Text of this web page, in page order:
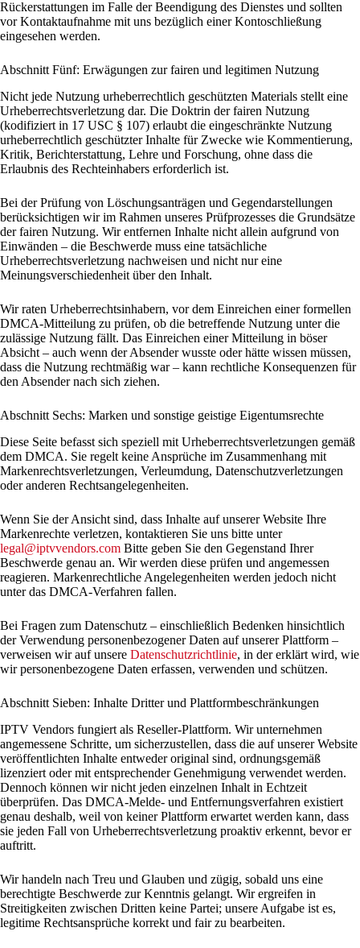
Rückerstattungen im Falle der Beendigung des Dienstes und sollten
vor Kontaktaufnahme mit uns bezüglich einer Kontoschließung
eingesehen werden.
Abschnitt Fünf: Erwägungen zur fairen und legitimen Nutzung
Nicht jede Nutzung urheberrechtlich geschützten Materials stellt eine
Urheberrechtsverletzung dar. Die Doktrin der fairen Nutzung
(kodifiziert in 17 USC § 107) erlaubt die eingeschränkte Nutzung
urheberrechtlich geschützter Inhalte für Zwecke wie Kommentierung,
Kritik, Berichterstattung, Lehre und Forschung, ohne dass die
Erlaubnis des Rechteinhabers erforderlich ist.
Bei der Prüfung von Löschungsanträgen und Gegendarstellungen
berücksichtigen wir im Rahmen unseres Prüfprozesses die Grundsätze
der fairen Nutzung. Wir entfernen Inhalte nicht allein aufgrund von
Einwänden – die Beschwerde muss eine tatsächliche
Urheberrechtsverletzung nachweisen und nicht nur eine
Meinungsverschiedenheit über den Inhalt.
Wir raten Urheberrechtsinhabern, vor dem Einreichen einer formellen
DMCA-Mitteilung zu prüfen, ob die betreffende Nutzung unter die
zulässige Nutzung fällt. Das Einreichen einer Mitteilung in böser
Absicht – auch wenn der Absender wusste oder hätte wissen müssen,
dass die Nutzung rechtmäßig war – kann rechtliche Konsequenzen für
den Absender nach sich ziehen.
Abschnitt Sechs: Marken und sonstige geistige Eigentumsrechte
Diese Seite befasst sich speziell mit Urheberrechtsverletzungen gemäß
dem DMCA. Sie regelt keine Ansprüche im Zusammenhang mit
Markenrechtsverletzungen, Verleumdung, Datenschutzverletzungen
oder anderen Rechtsangelegenheiten.
Wenn Sie der Ansicht sind, dass Inhalte auf unserer Website Ihre
Markenrechte verletzen, kontaktieren Sie uns bitte unter
legal@iptvvendors.com Bitte geben Sie den Gegenstand Ihrer
Beschwerde genau an. Wir werden diese prüfen und angemessen
reagieren. Markenrechtliche Angelegenheiten werden jedoch nicht
unter das DMCA-Verfahren fallen.
Bei Fragen zum Datenschutz – einschließlich Bedenken hinsichtlich
der Verwendung personenbezogener Daten auf unserer Plattform –
verweisen wir auf unsere Datenschutzrichtlinie, in der erklärt wird, wie
wir personenbezogene Daten erfassen, verwenden und schützen.
Abschnitt Sieben: Inhalte Dritter und Plattformbeschränkungen
IPTV Vendors fungiert als Reseller-Plattform. Wir unternehmen
angemessene Schritte, um sicherzustellen, dass die auf unserer Website
veröffentlichten Inhalte entweder original sind, ordnungsgemäß
lizenziert oder mit entsprechender Genehmigung verwendet werden.
Dennoch können wir nicht jeden einzelnen Inhalt in Echtzeit
überprüfen. Das DMCA-Melde- und Entfernungsverfahren existiert
genau deshalb, weil von keiner Plattform erwartet werden kann, dass
sie jeden Fall von Urheberrechtsverletzung proaktiv erkennt, bevor er
auftritt.
Wir handeln nach Treu und Glauben und zügig, sobald uns eine
berechtigte Beschwerde zur Kenntnis gelangt. Wir ergreifen in
Streitigkeiten zwischen Dritten keine Partei; unsere Aufgabe ist es,
legitime Rechtsansprüche korrekt und fair zu bearbeiten.